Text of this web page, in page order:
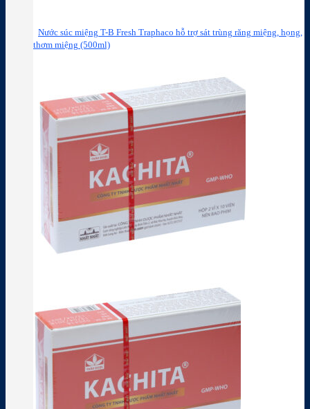
Nước súc miệng T-B Fresh Traphaco hỗ trợ sát trùng răng miệng, họng,
thơm miệng (500ml)